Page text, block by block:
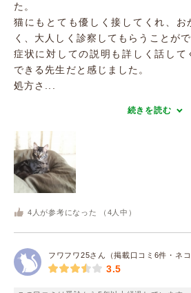
た。
猫にもとても優しく接してくれ、お
く、大人しく診察してもらうことがで
症状に対しての説明も詳しく話して
できる先生だと感じました。
処方さ...
続きを読む
4 人が参考になった （ 4 人中）
フワフワ25さん（掲載口コミ6件・ネコ
3.5